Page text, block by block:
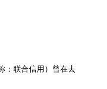
：联合信用）曾在去